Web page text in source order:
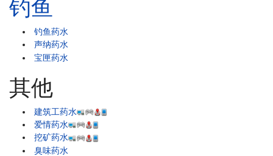
钓鱼
钓鱼药水
声纳药水
宝匣药水
其他
建筑工药水
爱情药水
挖矿药水
臭味药水